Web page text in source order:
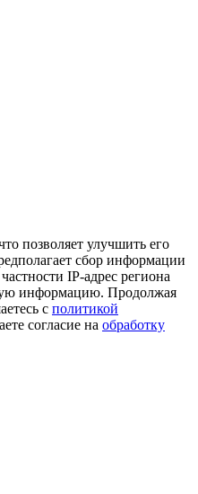
позволяет улучшить его
сбор информации
IP-адрес региона
информацию. Продолжая
с политикой
согласие на обработку